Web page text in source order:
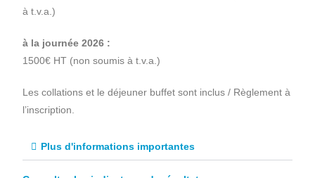
à t.v.a.)
à la journée 2026 :
1500€ HT (non soumis à t.v.a.)
Les collations et le déjeuner buffet sont inclus / Règlement à
l’inscription.
Plus d'informations importantes